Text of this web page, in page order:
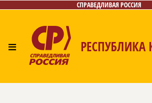
СПРАВЕДЛИВАЯ РОССИЯ
≡